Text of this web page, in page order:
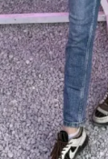
OBSŁUGA